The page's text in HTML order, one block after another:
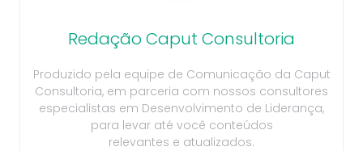
Redação Caput Consultoria
Produzido pela equipe de Comunicação da Caput
Consultoria, em parceria com nossos consultores
especialistas em Desenvolvimento de Liderança,
para levar até você conteúdos
relevantes e atualizados.